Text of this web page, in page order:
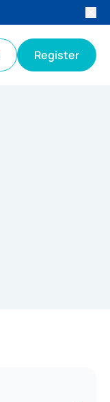
Register